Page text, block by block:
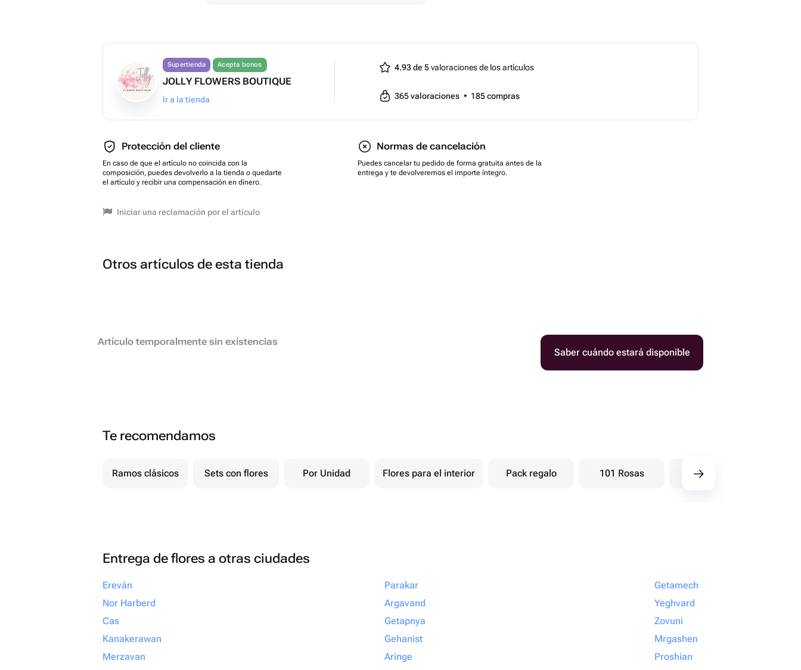
Supertienda Acepta bonos
JOLLY FLOWERS BOUTIQUE
Ir a la tienda
4.93 de 5valoraciones de los artículos
365valoraciones • 185compras
Protección del cliente
En caso de que el artículo no coincida con la
composición, puedes devolverlo a la tienda o quedarte
el artículo y recibir una compensación en dinero.
Normas de cancelación
Puedes cancelar tu pedido de forma gratuita antes de la
entrega y te devolveremos el importe íntegro.
Iniciar una reclamación por el artículo
Otros artículos de esta tienda
Artículo temporalmente sin existencias
Saber cuándo estará disponible
Te recomendamos
Ramos clásicos Sets con flores Por Unidad Flores para el interior Pack regalo 101 Rosas Ramos baya
Entrega de flores a otras ciudades
Ereván
Nor Harberd
Cas
Kanakerawan
Merzavan
Parakar
Argavand
Getapnya
Gehanist
Aringe
Getamech
Yeghvard
Zovuni
Mrgashen
Proshian